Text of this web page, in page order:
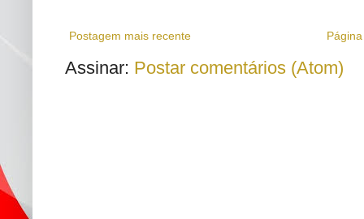
Postagem mais recente
Assinar: Postar comentários (Atom)